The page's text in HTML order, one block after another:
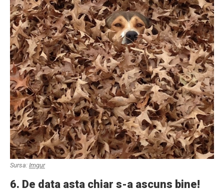
Sursa: Imgur
6. De data asta chiar s-a ascuns bine!